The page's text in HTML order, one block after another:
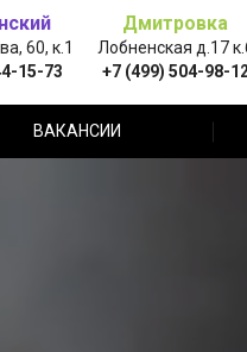
60, к.1
15-73
Дмитровка
Лобненская д.17
+7 (499) 504-98-
ВАКАНСИИ